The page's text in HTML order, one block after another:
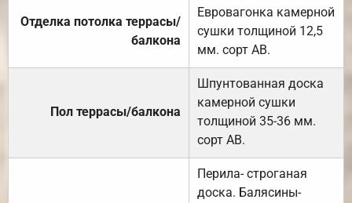
Отделка потолка террасы/
балкона
Евровагонка камерной
сушки толщиной 12,5
мм. сорт АВ.
Пол террасы/балкона
Шпунтованная доска
камерной сушки
толщиной 35-36 мм.
сорт АВ.
Перила- строганая
доска. Балясины-